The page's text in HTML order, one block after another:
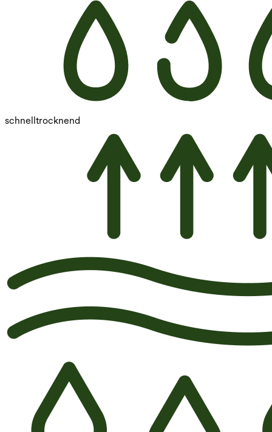
schnelltrocknend